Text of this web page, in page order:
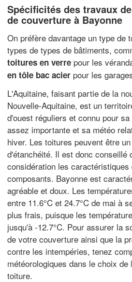
Spécificités des travaux
de couverture à Bayonne
On préfère davantage un type de
types de types de bâtiments,
toitures en verre pour les
en tôle bac acier pour les
L'Aquitaine, faisant partie de la
Nouvelle-Aquitaine, est un
d'ouest réguliers et connu pour
assez importante et sa météo
hiver. Les toitures peuvent être
d'étanchéité. Il est donc conseillé
considération les
composants. Bayonne est
agréable et doux. Les
entre 11.6°C et 24.7°C de mai à
plus frais, puisque les
jusqu'à -12.7°C. Pour assurer la
de votre couverture ainsi que la
contre les intempéries, tenez
météorologiques dans le choix
toiture.